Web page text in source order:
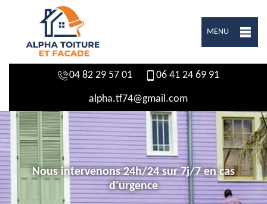
MENU
04 82 29 57 01 06 41 24 69 91
alpha.tf74@gmail.com
Nous intervenons 24h/24 sur 7j/7 en cas
d'urgence